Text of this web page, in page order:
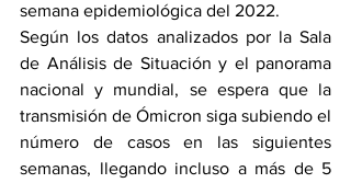
semana epidemiológica del 2022.
Según los datos analizados por la Sala
de Análisis de Situación y el panorama
nacional y mundial, se espera que la
transmisión de Ómicron siga subiendo el
número de casos en las siguientes
semanas, llegando incluso a más de 5